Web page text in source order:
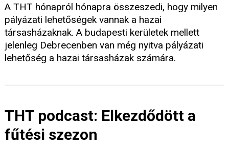
A THT hónapról hónapra összeszedi, hogy milyen
pályázati lehetőségek vannak a hazai
társasházaknak. A budapesti kerületek mellett
jelenleg Debrecenben van még nyitva pályázati
lehetőség a hazai társasházak számára.
THT podcast: Elkezdődött a
fűtési szezon